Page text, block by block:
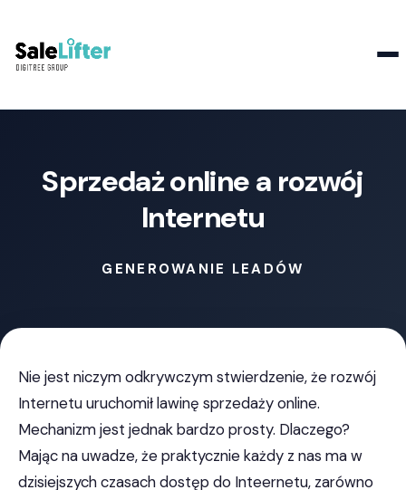
Sprzedaż online a rozwój
Internetu
GENEROWANIE LEADÓW
Nie jest niczym odkrywczym stwierdzenie, że rozwój
Internetu uruchomił lawinę sprzedaży online.
Mechanizm jest jednak bardzo prosty. Dlaczego?
Mając na uwadze, że praktycznie każdy z nas ma w
dzisiejszych czasach dostęp do Inteernetu, zarówno